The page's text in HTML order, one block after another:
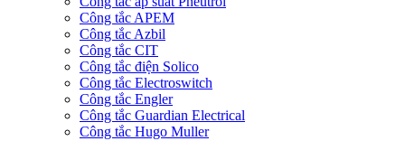
Công tắc APEM
Công tắc Azbil
Công tắc CIT
Công tắc điện Solico
Công tắc Electroswitch
Công tắc Engler
Công tắc Guardian Electrical
Công tắc Hugo Muller